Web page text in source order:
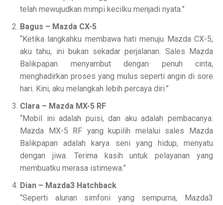
telah mewujudkan mimpi kecilku menjadi nyata.”
Bagus – Mazda CX-5
“Ketika langkahku membawa hati menuju Mazda CX-5,
aku tahu, ini bukan sekadar perjalanan. Sales Mazda
Balikpapan menyambut dengan penuh cinta,
menghadirkan proses yang mulus seperti angin di sore
hari. Kini, aku melangkah lebih percaya diri.”
Clara – Mazda MX-5 RF
“Mobil ini adalah puisi, dan aku adalah pembacanya.
Mazda MX-5 RF yang kupilih melalui sales Mazda
Balikpapan adalah karya seni yang hidup, menyatu
dengan jiwa. Terima kasih untuk pelayanan yang
membuatku merasa istimewa.”
Dian – Mazda3 Hatchback
“Seperti alunan simfoni yang sempurna, Mazda3